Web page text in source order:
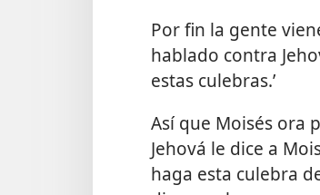
Por fin la gente
hablado contra
estas culebras.’
Así que Moisés ora
Jehová le dice a
haga esta culebra